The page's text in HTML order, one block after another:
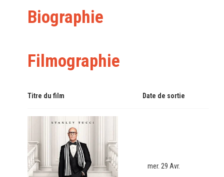
Biographie
Filmographie
Titre du film Date de sortie
mer. 29 Avr.